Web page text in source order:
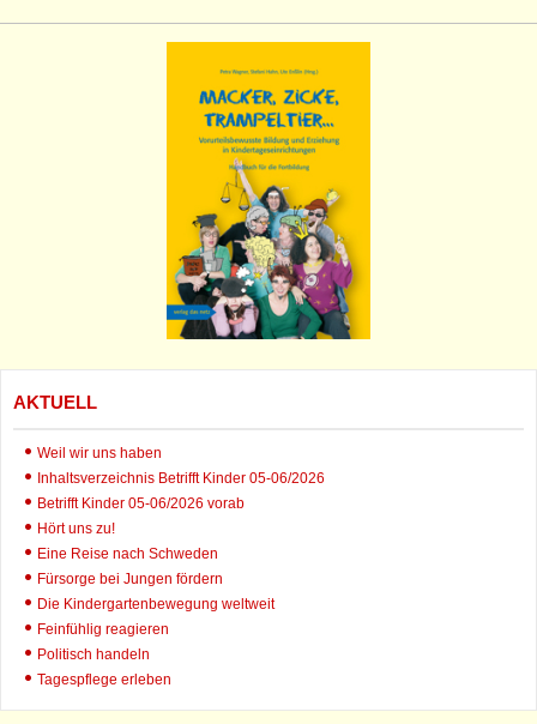
AKTUELL
Weil wir uns haben
Inhaltsverzeichnis Betrifft Kinder 05-06/2026
Betrifft Kinder 05-06/2026 vorab
Hört uns zu!
Eine Reise nach Schweden
Fürsorge bei Jungen fördern
Die Kindergartenbewegung weltweit
Feinfühlig reagieren
Politisch handeln
Tagespflege erleben